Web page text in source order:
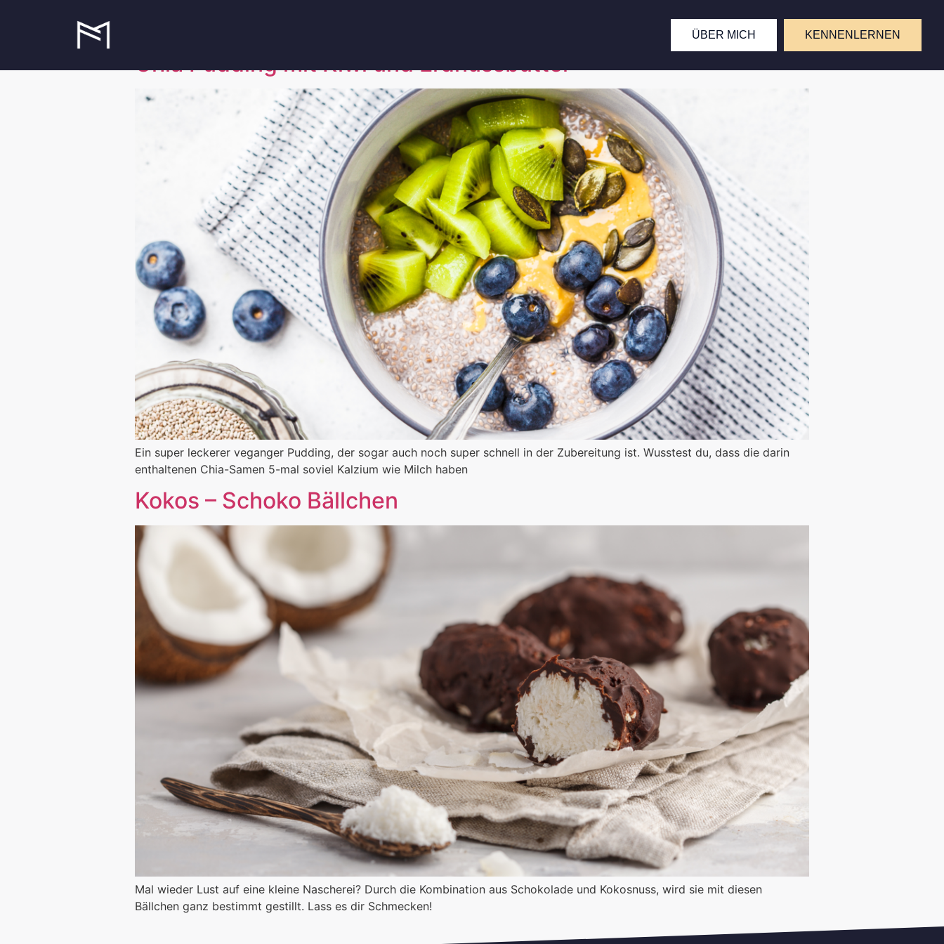
ÜBER MICH KENNENLERNEN
Chia Pudding mit Kiwi und Erdnussbutter
Ein super leckerer veganger Pudding, der sogar auch noch super schnell in der Zubereitung ist. Wusstest du, dass die darin
enthaltenen Chia-Samen 5-mal soviel Kalzium wie Milch haben
Kokos – Schoko Bällchen
Mal wieder Lust auf eine kleine Nascherei? Durch die Kombination aus Schokolade und Kokosnuss, wird sie mit diesen
Bällchen ganz bestimmt gestillt. Lass es dir Schmecken!